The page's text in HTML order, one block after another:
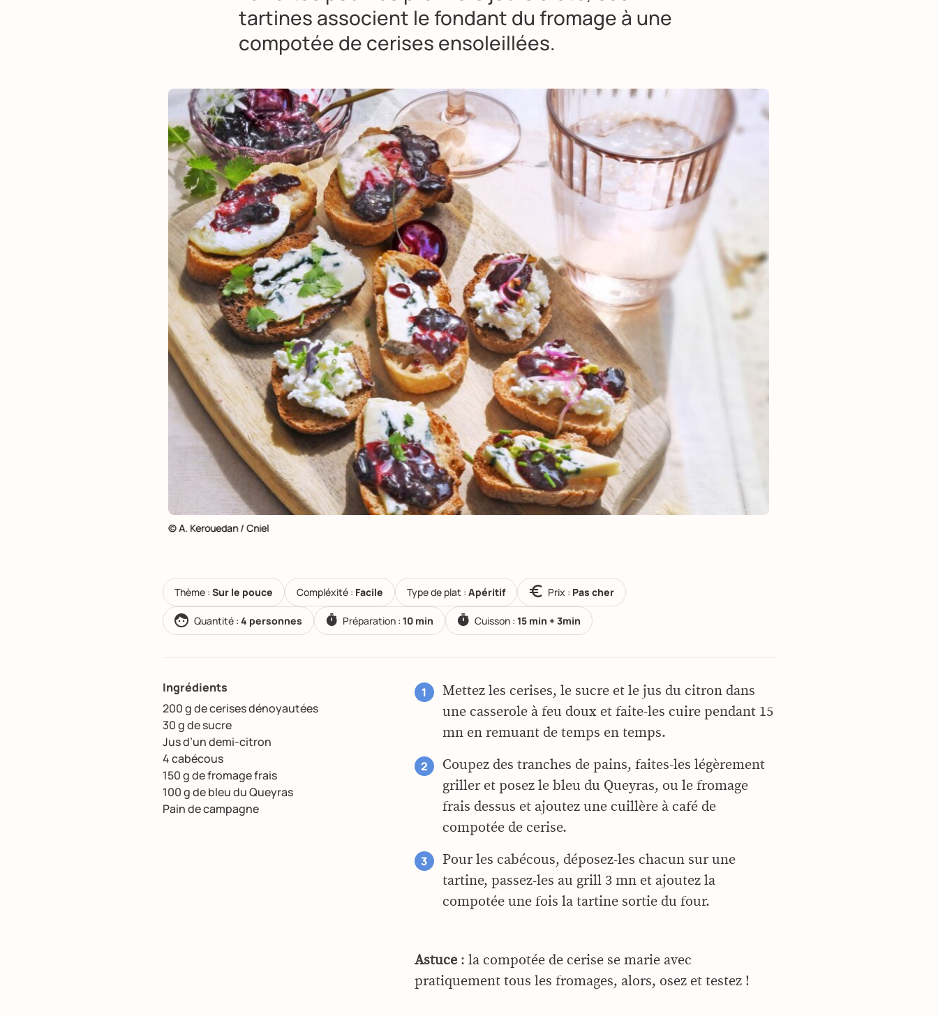
tartines associent le fondant du fromage à une
compotée de cerises ensoleillées.
© A. Kerouedan / Cniel
Thème : Sur le pouce Compléxité : Facile Type de plat : Apéritif Prix : Pas cher
Quantité : 4 personnes Préparation :10 min Cuisson : 15 min + 3min
Ingrédients
200 g de cerises dénoyautées
30 g de sucre
Jus d’un demi-citron
4 cabécous
150 g de fromage frais
100 g de bleu du Queyras
Pain de campagne
Mettez les cerises, le sucre et le jus du citron dans
une casserole à feu doux et faite-les cuire pendant 15
mn en remuant de temps en temps.
Coupez des tranches de pains, faites-les légèrement
griller et posez le bleu du Queyras, ou le fromage
frais dessus et ajoutez une cuillère à café de
compotée de cerise.
Pour les cabécous, déposez-les chacun sur une
tartine, passez-les au grill 3 mn et ajoutez la
compotée une fois la tartine sortie du four.
Astuce: la compotée de cerise se marie avec
pratiquement tous les fromages, alors, osez et testez !